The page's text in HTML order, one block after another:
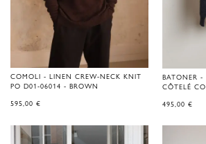
COMOLI - LINEN CREW-NECK KNIT
PO D01-06014 - BROWN
595,00 €
BATONER -
CÔTELÉ
495,00 €